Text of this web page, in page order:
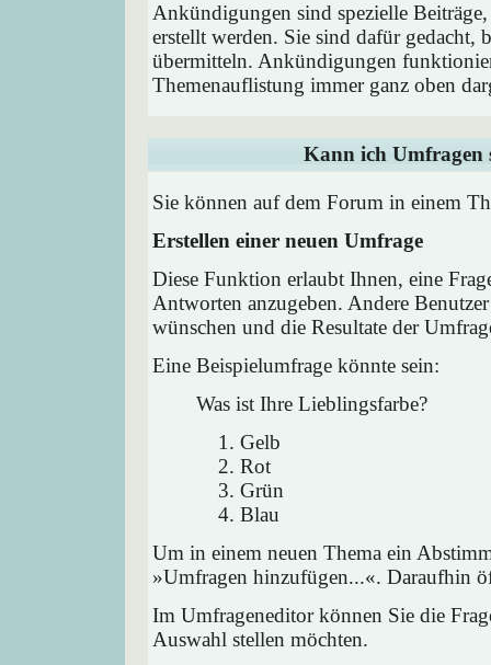
Ankündigungen sind spezielle
erstellt werden. Sie sind dafür gedacht,
übermitteln. Ankündigungen
Themenauflistung immer ganz oben
Kann ich Umfragen
Sie können auf dem Forum in einem
Erstellen einer neuen Umfrage
Diese Funktion erlaubt Ihnen, eine
Antworten anzugeben. Andere
wünschen und die Resultate der
Eine Beispielumfrage könnte sein:
Was ist Ihre Lieblingsfarbe?
Gelb
Rot
Grün
Blau
Um in einem neuen Thema ein
»Umfragen hinzufügen...«. Daraufhin
Im Umfrageneditor können Sie die
Auswahl stellen möchten.